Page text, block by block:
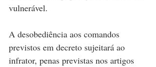
vulnerável.
A desobediência aos comandos
previstos em decreto sujeitará ao
infrator, penas previstas nos artigos